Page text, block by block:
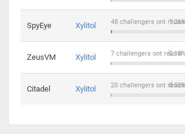
SpyEye Xylitol 48 challengers ont
ZeusVM Xylitol 7 challengers ont réussi
Citadel Xylitol 20 challengers ont